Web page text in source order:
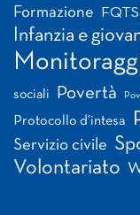
Formazione FQTS
Infanzia e
sociali Povertà
Protocollo d'intesa
Servizio civile
Volontariato